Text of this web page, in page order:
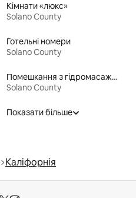
Кімнати «люкс»
Solano County
Готельні номери
Solano County
Помешкання з гідромасажною ванною
Solano County
Показати більше
Каліфорнія